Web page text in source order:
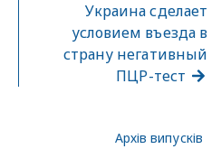
Украина сделает
условием въезда в
страну негативный
ПЦР-тест
Архів випусків